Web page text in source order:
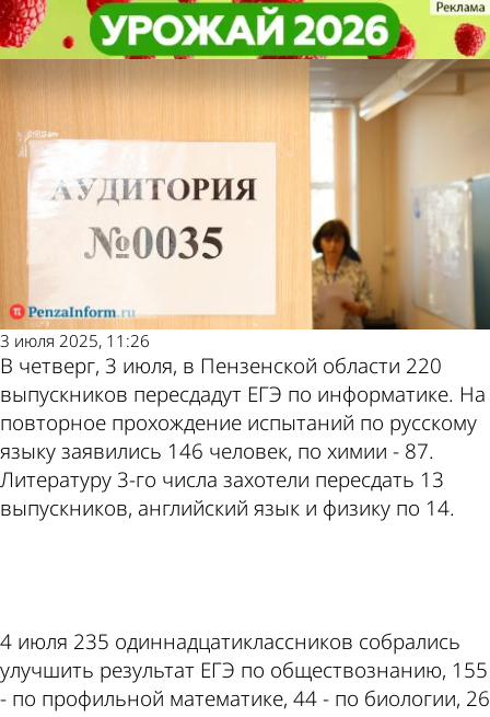
Названы самые популярные
предметы для пересдачи ЕГЭ
Учеба
3 июля 2025, 11:26
В четверг, 3 июля, в Пензенской области 220
выпускников пересдадут ЕГЭ по информатике. На
повторное прохождение испытаний по русскому
языку заявились 146 человек, по химии - 87.
Литературу 3-го числа захотели пересдать 13
выпускников, английский язык и физику по 14.
4 июля 235 одиннадцатиклассников собрались
улучшить результат ЕГЭ по обществознанию, 155
- по профильной математике, 44 - по биологии, 26
Названы самые популярные
предметы для пересдачи ЕГЭ
Учеба
Другие новости по
теме
Погода и курсы
валют в Пензе